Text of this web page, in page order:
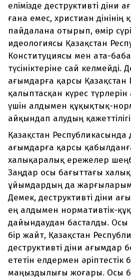
елімізде деструктивті діни
ғана емес, христиан
пайдалана отырып, өмір
идеологиясы Қазақстан
Конституциясы мен ата-баба
түсініктеріне сай келмейді.
ағымдарға қарсы Қазақстан
қалыптасқан күрес
үшін алдымен құқықтық-
айқындап алудың
Қазақстан Республикасында
ағымдарға қарсы
халықаралық ережелер
Заңдар осы бағыттағы
ұйымдардың да
Демек, деструктивті діни
ең алдымен нормативтік-
дайындаудан басталды. Осы
бір жайт, Қазақстан
деструктивті діни ағымдар
ететін елдермен
маңыздылығы жоғары. Осы